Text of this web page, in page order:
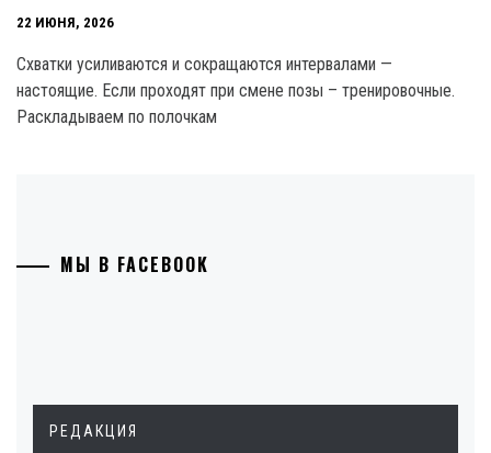
22 ИЮНЯ, 2026
Схватки усиливаются и сокращаются интервалами —
настоящие. Если проходят при смене позы – тренировочные.
Раскладываем по полочкам
МЫ В FACEBOOK
РЕДАКЦИЯ